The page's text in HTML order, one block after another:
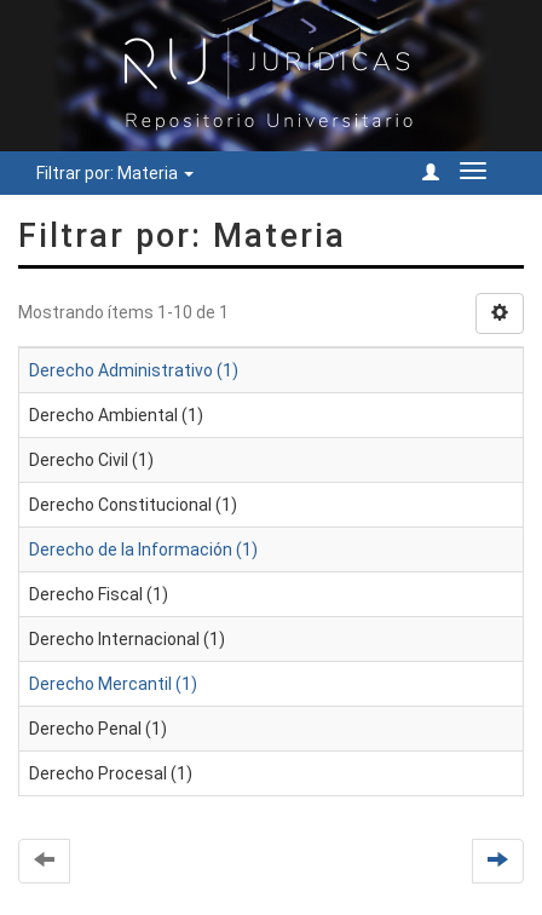
Filtrar por: Materia
Cambiar
Filtrar por: Materia
Mostrando ítems 1-10 de 1
Derecho Administrativo (1)
Derecho Ambiental (1)
Derecho Civil (1)
Derecho Constitucional (1)
Derecho de la Información (1)
Derecho Fiscal (1)
Derecho Internacional (1)
Derecho Mercantil (1)
Derecho Penal (1)
Derecho Procesal (1)